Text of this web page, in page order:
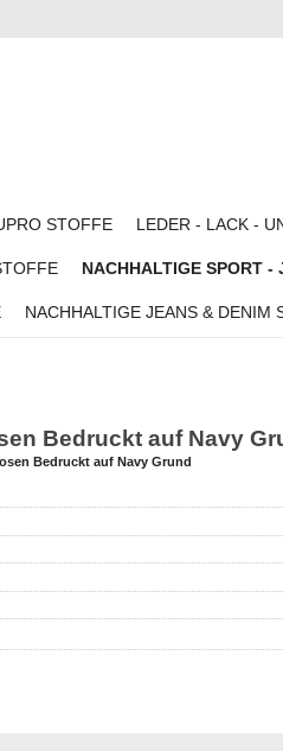
STOFFE LEDER - LACK -
NACHHALTIGE SPORT -
NACHHALTIGE JEANS & DENIM
Bedruckt auf Navy
Bedruckt auf Navy Grund